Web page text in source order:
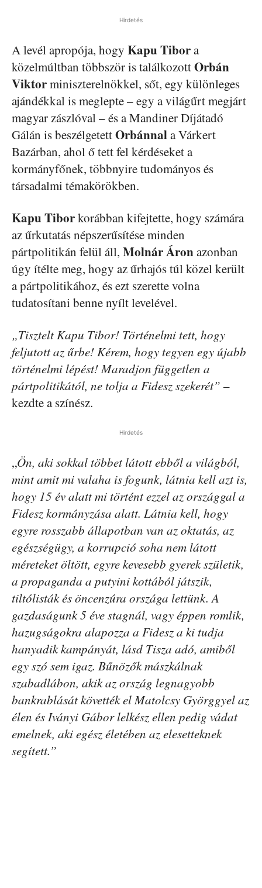
Hirdetés
A levél apropója, hogy KapuTibora
közelmúltban többször is találkozottOrbán
Viktorminiszterelnökkel, sőt, egy különleges
ajándékkal is meglepte – egy a világűrt megjárt
magyar zászlóval – és a Mandiner Díjátadó
Gálán is beszélgetettOrbánnala Várkert
Bazárban, ahol ő tett fel kérdéseket a
kormányfőnek, többnyire tudományos és
társadalmi témakörökben.
KapuTiborkorábban kifejtette, hogy számára
az űrkutatás népszerűsítése minden
pártpolitikán felül áll, Molnár Áronazonban
úgy ítélte meg, hogy az űrhajós túl közel került
a pártpolitikához, és ezt szerette volna
tudatosítani benne nyílt levelével.
„Tisztelt Kapu Tibor! Történelmi tett, hogy
feljutott az űrbe! Kérem, hogy tegyen egy újabb
történelmi lépést! Maradjon független a
pártpolitikától, ne tolja a Fidesz szekerét” –
kezdte a színész.
Hirdetés
„Ön, aki sokkal többet látott ebből a világból,
mint amit mi valaha is fogunk, látnia kell azt is,
hogy 15 év alatt mi történt ezzel az országgal a
Fidesz kormányzása alatt. Látnia kell, hogy
egyre rosszabb állapotban van az oktatás, az
egészségügy, a korrupció soha nem látott
méreteket öltött, egyre kevesebb gyerek születik,
a propaganda a putyini kottából játszik,
tiltólisták és öncenzúra országa lettünk. A
gazdaságunk 5 éve stagnál, vagy éppen romlik,
hazugságokra alapozza a Fidesz a ki tudja
hanyadik kampányát, lásd Tisza adó, amiből
egy szó sem igaz. Bűnözők mászkálnak
szabadlábon, akik az ország legnagyobb
bankrablását követték el Matolcsy Györggyel az
élen és Iványi Gábor lelkész ellen pedig vádat
emelnek, aki egész életében az elesetteknek
segített.”